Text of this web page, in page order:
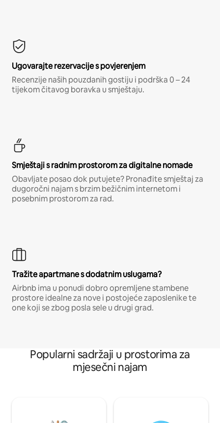
Ugovarajte rezervacije s povjerenjem
Recenzije naših pouzdanih gostiju i podrška 0 – 24
tijekom čitavog boravka u smještaju.
Smještaji s radnim prostorom za digitalne nomade
Obavljate posao dok putujete? Pronađite smještaj za
dugoročni najam s brzim bežičnim internetom i
posebnim prostorom za rad.
Tražite apartmane s dodatnim uslugama?
Airbnb ima u ponudi dobro opremljene stambene
prostore idealne za nove i postojeće zaposlenike te
one koji se zbog posla sele u drugi grad.
Popularni sadržaji u prostorima za
mjesečni najam